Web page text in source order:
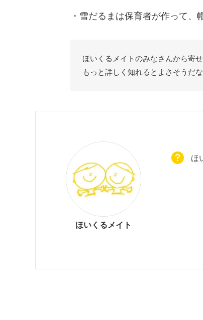
・雪だるまは保育者が作って、
ほいくるメイトのみなさんから寄
もっと詳しく知れるとよさそうだ
ほいくるメイト
ほ